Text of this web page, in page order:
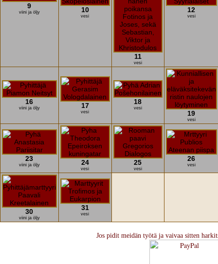
9
viini ja öljy 10
vesi
11
vesi
12
vesi
16
viini ja öljy 17
vesi
18
vesi
19
vesi
23
viini ja öljy 24
vesi
25
vesi
26
vesi
30
viini ja öljy
31
vesi
Jos pidit meidän työtä ja vaivaa sitten